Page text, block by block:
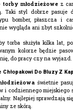
torby młodzieżowe z
Taki styl dobrze pasuje
bomber, płaszcza i
wygląda ani zbyt
torba służyła kilka lat,
kolorze będzie
do pracy czy na wyjazd.
Chłopakowi Do Bluzy Z
świetnie
i codziennego
Najlepiej sprawdzają
ze skórą.